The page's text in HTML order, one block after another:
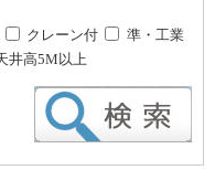
クレーン付
準・工業
井高5M以上